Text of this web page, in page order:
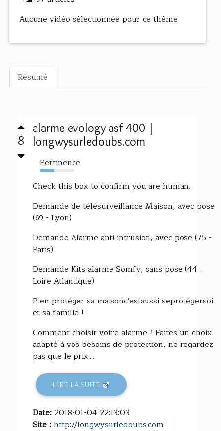
Aucune vidéo sélectionnée pour ce thème
Résumé
8
alarme evology asf 400 |
longwysurledoubs.com
Pertinence
41%
Check this box to confirm you are human.
Demande de télésurveillance Maison, avec pose
(69 - Lyon)
Demande Alarme anti intrusion, avec pose (75 -
Paris)
Demande Kits alarme Somfy, sans pose (44 -
Loire Atlantique)
Bien protéger sa maisonc'estaussi seprotégersoi
et sa famille !
Comment choisir votre alarme ? Faites un choix
adapté à vos besoins de protection, ne regardez
pas que le prix....
LIRE LA SUITE
Date: 2018-01-04 22:13:03
Site :http://longwysurledoubs.com